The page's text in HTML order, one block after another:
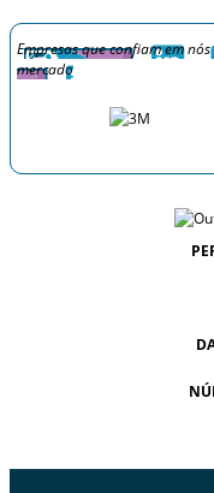
Empresas que confiam em
mercado